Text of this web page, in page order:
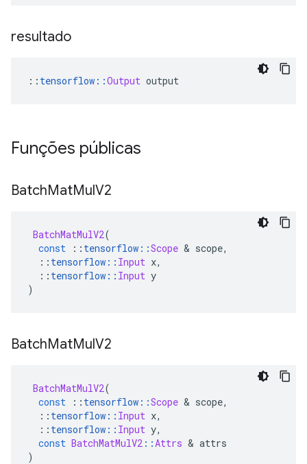
resultado
:: tensorflow ::Output output
Funções públicas
BatchMatMulV2
BatchMatMulV2(
const
:: tensorflow ::Scope & scope,
:: tensorflow :: Input x,
:: tensorflow :: Input y
)
BatchMatMulV2
BatchMatMulV2(
const
:: tensorflow ::Scope & scope,
:: tensorflow :: Input x,
:: tensorflow :: Input y,
const BatchMatMulV2 ::Attrs & attrs
)